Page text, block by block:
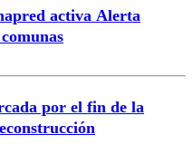
activa Alerta
por el fin de la